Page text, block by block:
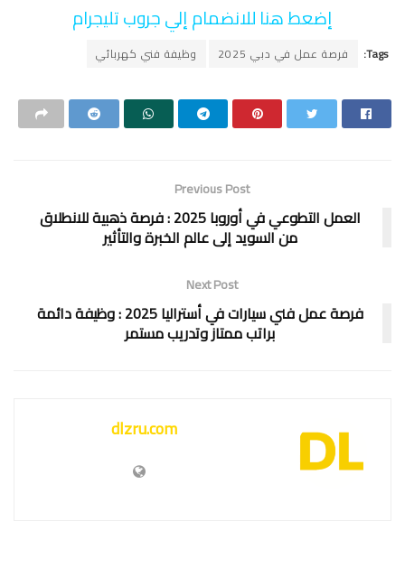
إضعط هنا للانضمام إلي جروب تليجرام
Tags: فرصة عمل في دبي 2025 وظيفة فني كهربائي
Previous Post
العمل التطوعي في أوروبا 2025 : فرصة ذهبية للانطلاق
من السويد إلى عالم الخبرة والتأثير
Next Post
فرصة عمل فني سيارات في أستراليا 2025 : وظيفة دائمة
براتب ممتاز وتدريب مستمر
dlzru.com